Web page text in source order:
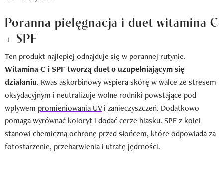
Poranna pielęgnacja i duet witamina C
+ SPF
Ten produkt najlepiej odnajduje się w porannej rutynie.
Witamina C i SPF tworzą duet o uzupełniającym się
działaniu. Kwas askorbinowy wspiera skórę w walce ze stresem
oksydacyjnym i neutralizuje wolne rodniki powstające pod
wpływem promieniowania UVi zanieczyszczeń. Dodatkowo
pomaga wyrównać koloryt i dodać cerze blasku. SPF z kolei
stanowi chemiczną ochronę przed słońcem, które odpowiada za
fotostarzenie, przebarwienia i utratę jędrności.